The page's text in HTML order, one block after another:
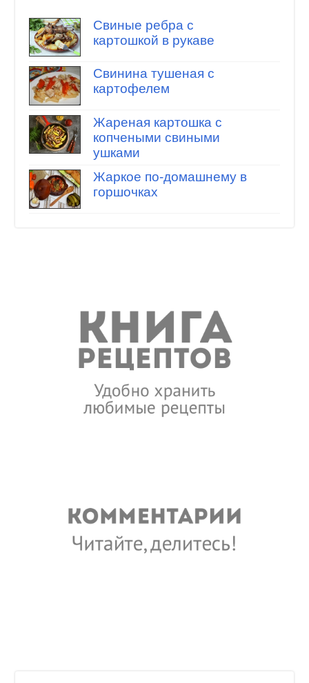
Свиные ребра с
картошкой в рукаве
Свинина тушеная с
картофелем
Жареная картошка с
копчеными свиными
ушками
Жаркое по-домашнему в
горшочках